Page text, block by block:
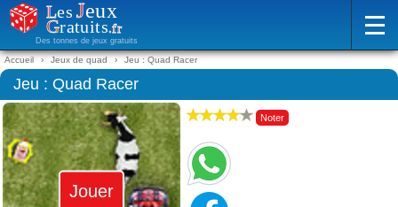
Des tonnes de jeux gratuits
Accueil Jeux de quad Jeu : Quad Racer
Jeu : Quad Racer
Jouer
Noter